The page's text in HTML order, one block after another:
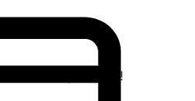
отправлено!